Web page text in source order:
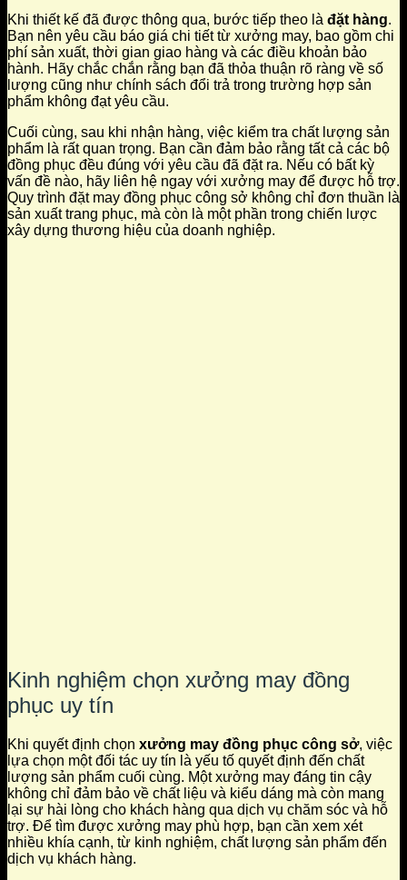
Khi thiết kế đã được thông qua, bước tiếp theo là đặt hàng.
Bạn nên yêu cầu báo giá chi tiết từ xưởng may, bao gồm chi
phí sản xuất, thời gian giao hàng và các điều khoản bảo
hành. Hãy chắc chắn rằng bạn đã thỏa thuận rõ ràng về số
lượng cũng như chính sách đổi trả trong trường hợp sản
phẩm không đạt yêu cầu.
Cuối cùng, sau khi nhận hàng, việc kiểm tra chất lượng sản
phẩm là rất quan trọng. Bạn cần đảm bảo rằng tất cả các bộ
đồng phục đều đúng với yêu cầu đã đặt ra. Nếu có bất kỳ
vấn đề nào, hãy liên hệ ngay với xưởng may để được hỗ trợ.
Quy trình đặt may đồng phục công sở không chỉ đơn thuần là
sản xuất trang phục, mà còn là một phần trong chiến lược
xây dựng thương hiệu của doanh nghiệp.
Kinh nghiệm chọn xưởng may đồng
phục uy tín
Khi quyết định chọn xưởng may đồng phục công sở, việc
lựa chọn một đối tác uy tín là yếu tố quyết định đến chất
lượng sản phẩm cuối cùng. Một xưởng may đáng tin cậy
không chỉ đảm bảo về chất liệu và kiểu dáng mà còn mang
lại sự hài lòng cho khách hàng qua dịch vụ chăm sóc và hỗ
trợ. Để tìm được xưởng may phù hợp, bạn cần xem xét
nhiều khía cạnh, từ kinh nghiệm, chất lượng sản phẩm đến
dịch vụ khách hàng.